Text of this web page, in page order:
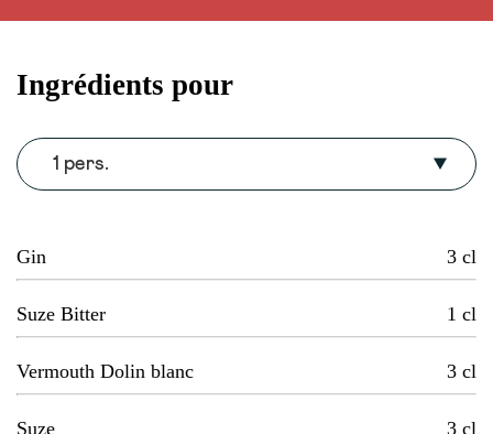
Ingrédients pour
1 pers.
Gin 3 cl
Suze Bitter 1 cl
Vermouth Dolin blanc 3 cl
Suze 3 cl